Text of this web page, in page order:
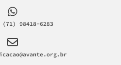
(71) 98418-6283